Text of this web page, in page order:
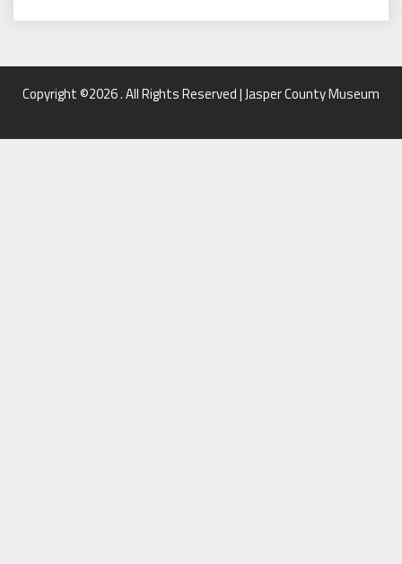
Copyright ©2026 . All Rights Reserved | Jasper County Museum